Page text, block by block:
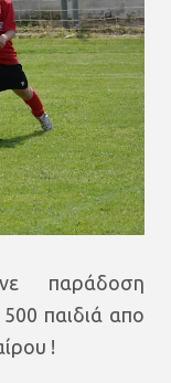
παράδοση
παιδιά απο
!